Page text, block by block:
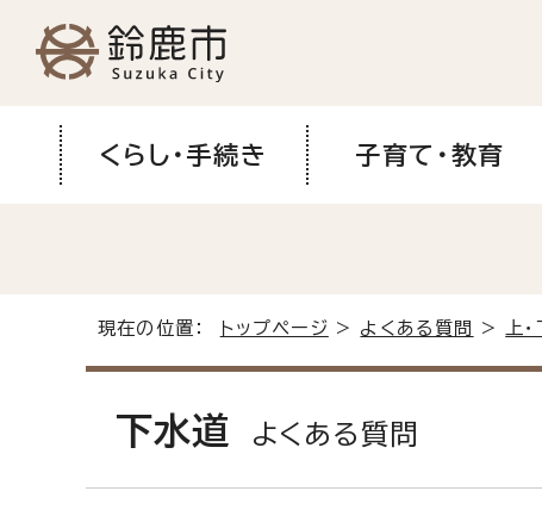
くらし・手続き 子育て・教育
現在の位置： トップページ > よくある質問 > 上
下水道 よくある質問